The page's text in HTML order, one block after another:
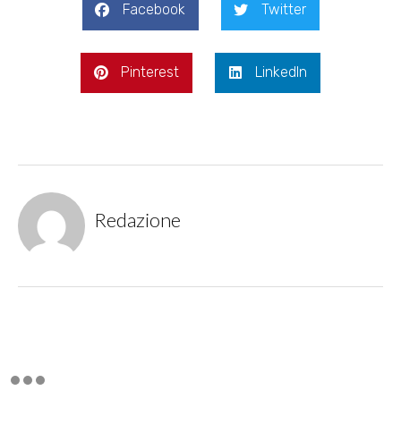
Facebook Twitter
Pinterest LinkedIn
Redazione